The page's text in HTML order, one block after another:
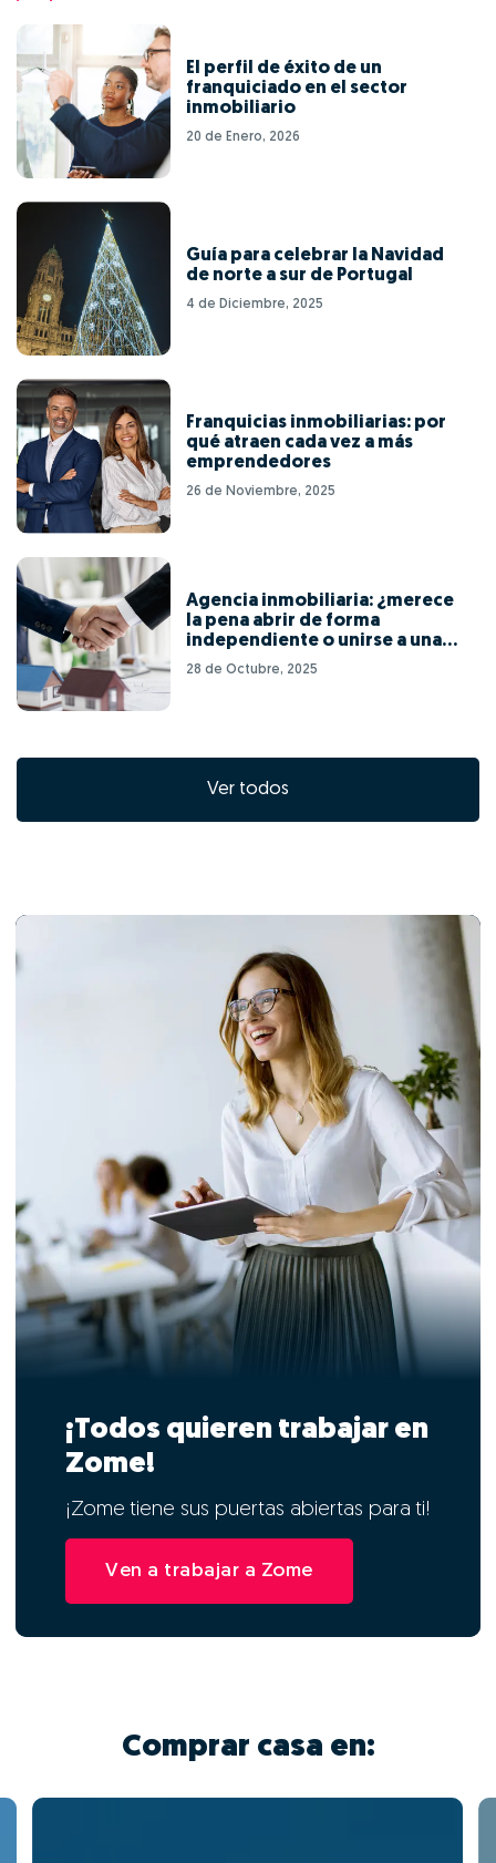
El perfil de éxito de un
franquiciado en el sector
inmobiliario
20 de Enero, 2026
Guía para celebrar la Navidad
de norte a sur de Portugal
4 de Diciembre, 2025
Franquicias inmobiliarias: por
qué atraen cada vez a más
emprendedores
26 de Noviembre, 2025
Agencia inmobiliaria: ¿merece
la pena abrir de forma
independiente o unirse a una
red de franquicias?
28 de Octubre, 2025
Ver todos
¡Todos quieren trabajar en
Zome!
¡Zome tiene sus puertas abiertas para ti!
Ven a trabajar a Zome
Comprar casa en: